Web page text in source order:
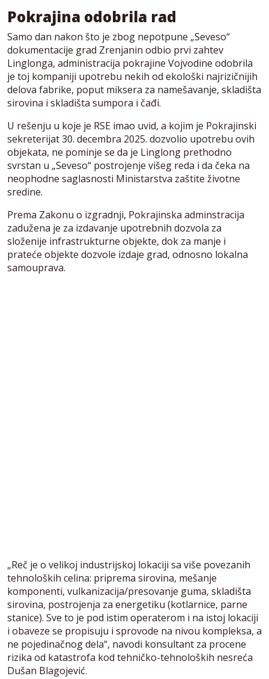
Pokrajina odobrila rad
Samo dan nakon što je zbog nepotpune „Seveso“
dokumentacije grad Zrenjanin odbio prvi zahtev
Linglonga, administracija pokrajine Vojvodine odobrila
je toj kompaniji upotrebu nekih od ekološki najrizičnijih
delova fabrike, poput miksera za namešavanje, skladišta
sirovina i skladišta sumpora i čađi.
U rešenju u koje je RSE imao uvid, a kojim je Pokrajinski
sekreterijat 30. decembra 2025. dozvolio upotrebu ovih
objekata, ne pominje se da je Linglong prethodno
svrstan u „Seveso“ postrojenje višeg reda i da čeka na
neophodne saglasnosti Ministarstva zaštite životne
sredine.
Prema Zakonu o izgradnji, Pokrajinska adminstracija
zadužena je za izdavanje upotrebnih dozvola za
složenije infrastrukturne objekte, dok za manje i
prateće objekte dozvole izdaje grad, odnosno lokalna
samouprava.
„Reč je o velikoj industrijskoj lokaciji sa više povezanih
tehnoloških celina: priprema sirovina, mešanje
komponenti, vulkanizacija/presovanje guma, skladišta
sirovina, postrojenja za energetiku (kotlarnice, parne
stanice). Sve to je pod istim operaterom i na istoj lokaciji
i obaveze se propisuju i sprovode na nivou kompleksa, a
ne pojedinačnog dela“, navodi konsultant za procene
rizika od katastrofa kod tehničko-tehnoloških nesreća
Dušan Blagojević.